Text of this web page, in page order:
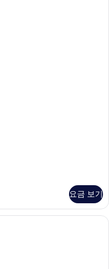
요금 보기
베이직룸 | 책상, 다리미/다리미판,